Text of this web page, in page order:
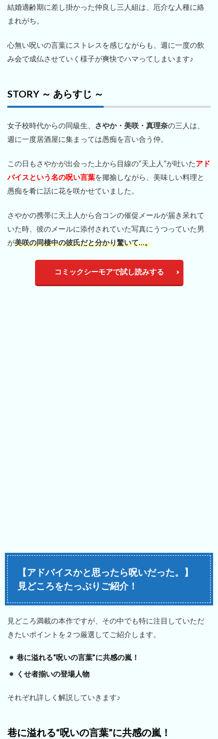
結婚適齢期に差し掛かった仲良し三人組は、厄介な人種に絡
まれがち。
心無い呪いの言葉にストレスを感じながらも、週に一度の飲
み会で成仏させていく様子が爽快でハマってしまいます♪
STORY ～ あらすじ ～
女子校時代からの同級生、 さやか・美咲・真理奈の三人は、
週に一度居酒屋に集まっては愚痴を言い合う仲。
この日もさやかが出会った上から目線の“天上人”が吐いたアド
バイスという名の呪い言葉を揶揄しながら、美味しい料理と
愚痴を肴に話に花を咲かせていました。
さやかの携帯に天上人から合コンの催促メールが届き呆れて
いた時、彼のメールに添付されていた写真にうつっていた男
が美咲の同棲中の彼氏だと分かり驚いて…。
コミックシーモアで試し読みする
【アドバイスかと思ったら呪いだった。】
見どころをたっぷりご紹介！
見どころ満載の本作ですが、その中でも特に注目していただ
きたいポイントを２つ厳選してご紹介します。
巷に溢れる“呪いの言葉”に共感の嵐！
くせ者揃いの登場人物
それぞれ詳しく解説していきます♪
巷に溢れる“呪いの言葉”に共感の嵐！